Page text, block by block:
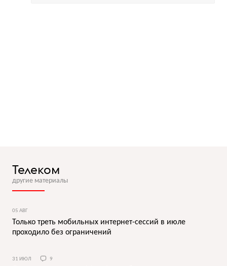
Телеком
другие материалы
05 АВГ
Только треть мобильных интернет-сессий в июле
проходило без ограничений
31 ИЮЛ 9